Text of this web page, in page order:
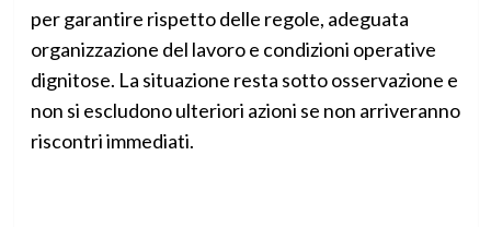
per garantire rispetto delle regole, adeguata
organizzazione del lavoro e condizioni operative
dignitose. La situazione resta sotto osservazione e
non si escludono ulteriori azioni se non arriveranno
riscontri immediati.